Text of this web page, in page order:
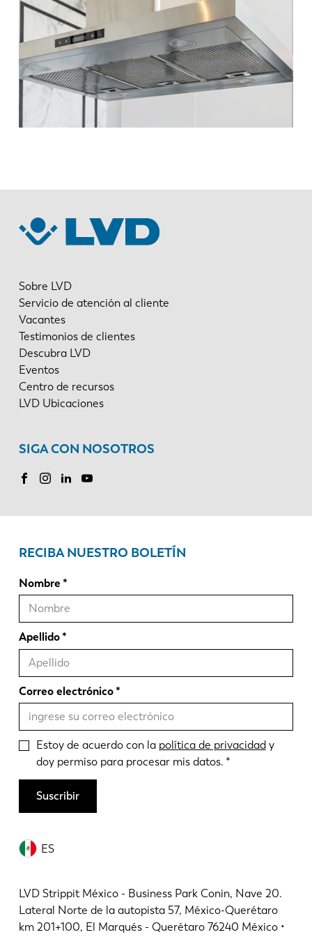
Sobre LVD
Servicio de atención al cliente
Vacantes
Testimonios de clientes
Descubra LVD
Eventos
Centro de recursos
LVD Ubicaciones
SIGA CON NOSOTROS
ES
KO CN
LVD Strippit México - Business Park Conin, Nave 20.
Lateral Norte de la autopista 57, México-Querétaro
km 201+100, El Marqués - Querétaro 76240 México •
RECIBA NUESTRO BOLETÍN
Nombre
Apellido
Correo electrónico
Estoy de acuerdo con la política de privacidad y
doy permiso para procesar mis datos.
Suscribir